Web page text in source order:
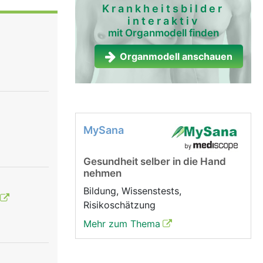
der
Krankheitsbilder
interaktiv
mit Organmodell finden
Organmodell anschauen
MySana
Gesundheit selber in die Hand
nehmen
Bildung, Wissenstests,
Risikoschätzung
Mehr zum Thema